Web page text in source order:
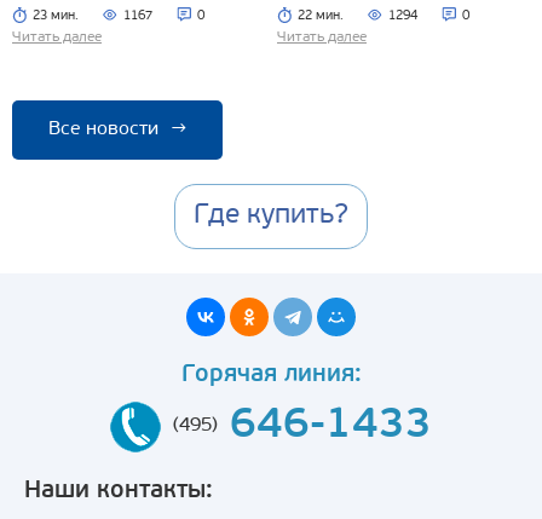
23 мин. 1167 0
Читать далее
22 мин. 1294 0
Читать далее
Все новости →
Где купить?
Горячая линия:
(495) 646-1433
Наши контакты: